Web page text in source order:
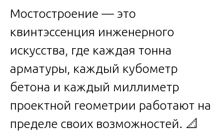
Мостостроение — это
квинтэссенция инженерного
искусства, где каждая тонна
арматуры, каждый кубометр
бетона и каждый миллиметр
проектной геометрии работают на
пределе своих возможностей. 📐